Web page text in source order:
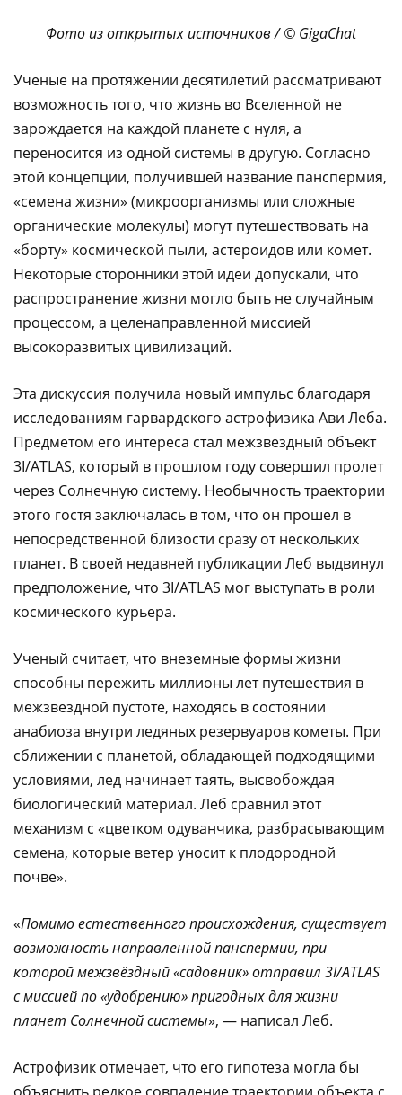
Фото из открытых источников / © GigaChat
Ученые на протяжении десятилетий рассматривают
возможность того, что жизнь во Вселенной не
зарождается на каждой планете с нуля, а
переносится из одной системы в другую. Согласно
этой концепции, получившей название панспермия,
«семена жизни» (микроорганизмы или сложные
органические молекулы) могут путешествовать на
«борту» космической пыли, астероидов или комет.
Некоторые сторонники этой идеи допускали, что
распространение жизни могло быть не случайным
процессом, а целенаправленной миссией
высокоразвитых цивилизаций.
Эта дискуссия получила новый импульс благодаря
исследованиям гарвардского астрофизика Ави Леба.
Предметом его интереса стал межзвездный объект
3I/ATLAS, который в прошлом году совершил пролет
через Солнечную систему. Необычность траектории
этого гостя заключалась в том, что он прошел в
непосредственной близости сразу от нескольких
планет. В своей недавней публикации Леб выдвинул
предположение, что 3I/ATLAS мог выступать в роли
космического курьера.
Ученый считает, что внеземные формы жизни
способны пережить миллионы лет путешествия в
межзвездной пустоте, находясь в состоянии
анабиоза внутри ледяных резервуаров кометы. При
сближении с планетой, обладающей подходящими
условиями, лед начинает таять, высвобождая
биологический материал. Леб сравнил этот
механизм с «цветком одуванчика, разбрасывающим
семена, которые ветер уносит к плодородной
почве».
«Помимо естественного происхождения, существует
возможность направленной панспермии, при
которой межзвёздный «садовник» отправил 3I/ATLAS
с миссией по «удобрению» пригодных для жизни
планет Солнечной системы», — написал Леб.
Астрофизик отмечает, что его гипотеза могла бы